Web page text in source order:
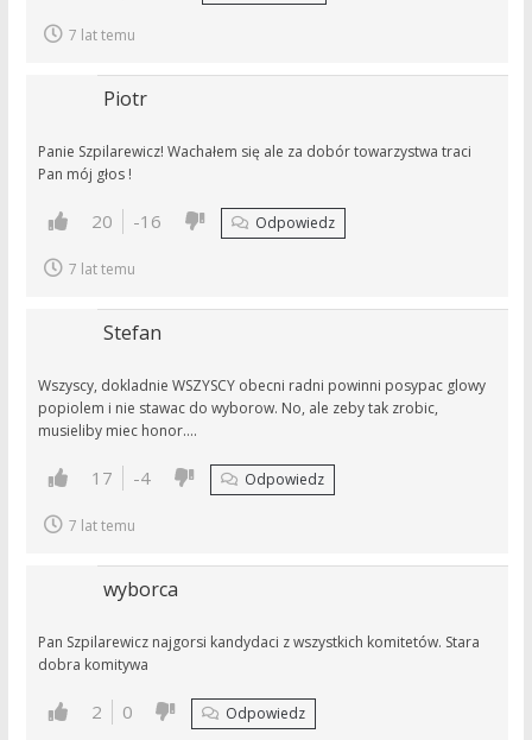
7 lat temu
Piotr
Panie Szpilarewicz! Wachałem się ale za dobór towarzystwa traci
Pan mój głos !
20 -16 Odpowiedz
7 lat temu
Stefan
Wszyscy, dokladnie WSZYSCY obecni radni powinni posypac glowy
popiolem i nie stawac do wyborow. No, ale zeby tak zrobic,
musieliby miec honor….
17 -4 Odpowiedz
7 lat temu
wyborca
Pan Szpilarewicz najgorsi kandydaci z wszystkich komitetów. Stara
dobra komitywa
2 0 Odpowiedz